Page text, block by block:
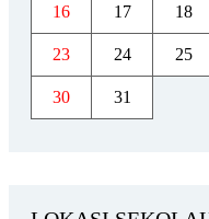
16 17 18
23 24 25
30 31